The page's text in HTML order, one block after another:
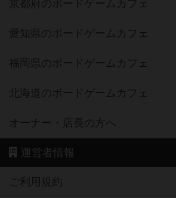
京都府のボードゲームカフェ
愛知県のボードゲームカフェ
福岡県のボードゲームカフェ
北海道のボードゲームカフェ
オーナー・店長の方へ
運営者情報
ご利用規約